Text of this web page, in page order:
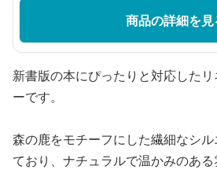
商品の詳細を見
新書版の本にぴったりと対応した
ーです。
森の鹿をモチーフにした繊細なシ
ており、ナチュラルで温かみのある